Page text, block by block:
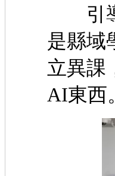
引導
是縣域
立異課
AI東西